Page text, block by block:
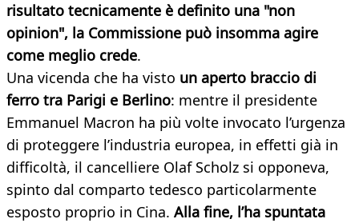
risultato tecnicamente è definito una "non
opinion", la Commissione può insomma agire
come meglio crede.
Una vicenda che ha visto un aperto braccio di
ferro tra Parigi e Berlino: mentre il presidente
Emmanuel Macron ha più volte invocato l’urgenza
di proteggere l’industria europea, in effetti già in
difficoltà, il cancelliere Olaf Scholz si opponeva,
spinto dal comparto tedesco particolarmente
esposto proprio in Cina. Alla fine, l’ha spuntata